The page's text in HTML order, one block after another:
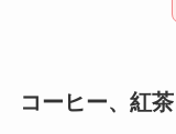
コーヒー、紅